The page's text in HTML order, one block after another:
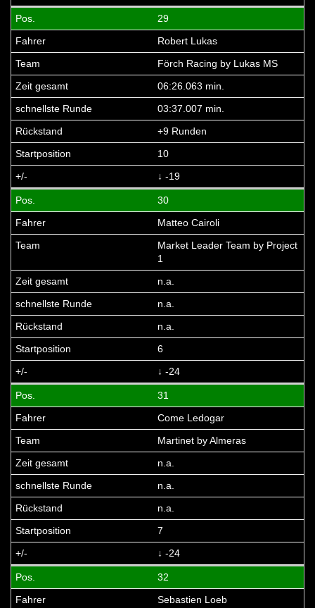
29
Robert Lukas
Förch Racing by Lukas MS
06:26.063 min.
03:37.007 min.
+9 Runden
10
↓ -19
30
Matteo Cairoli
Market Leader Team by Project
1
n.a.
n.a.
n.a.
6
↓ -24
31
Come Ledogar
Martinet by Almeras
n.a.
n.a.
n.a.
7
↓ -24
32
Sebastien Loeb